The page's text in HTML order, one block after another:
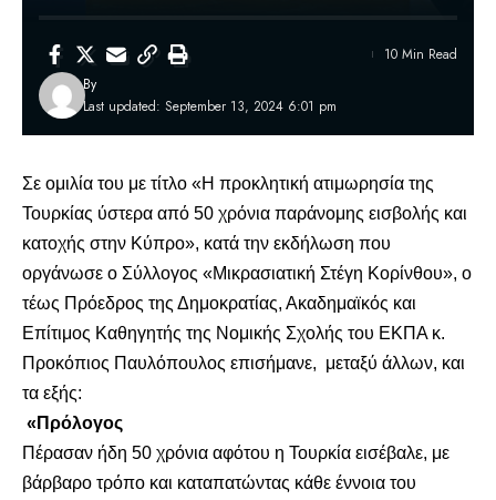
Last updated: September 13, 2024 6:01 pm
By
10 Min Read
Σε ομιλία του με τίτλο «Η προκλητική ατιμωρησία της
Τουρκίας ύστερα από 50 χρόνια παράνομης εισβολής και
κατοχής στην Κύπρο», κατά την εκδήλωση που
οργάνωσε ο Σύλλογος «Μικρασιατική Στέγη Κορίνθου», ο
τέως Πρόεδρος της Δημοκρατίας, Ακαδημαϊκός και
Επίτιμος Καθηγητής της Νομικής Σχολής του ΕΚΠΑ κ.
Προκόπιος Παυλόπουλος επισήμανε, μεταξύ άλλων, και
τα εξής:
«Πρόλογος
Πέρασαν ήδη 50 χρόνια αφότου η Τουρκία εισέβαλε, με
βάρβαρο τρόπο και καταπατώντας κάθε έννοια του